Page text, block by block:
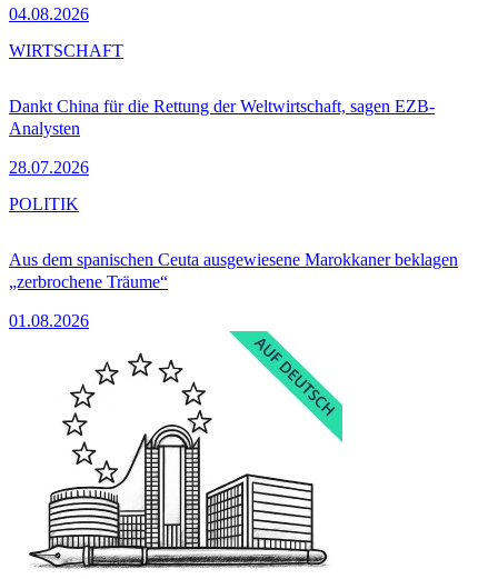
04.08.2026
Dankt China für die Rettung der Weltwirtschaft, sagen EZB-
Analysten
28.07.2026
WIRTSCHAFT
Aus dem spanischen Ceuta ausgewiesene Marokkaner beklagen
„zerbrochene Träume“
01.08.2026
POLITIK